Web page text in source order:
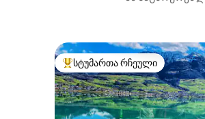
სტუმართა რჩეული მოწინავე
სტუმართა რჩეული